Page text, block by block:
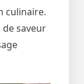
culinaire.
saveur